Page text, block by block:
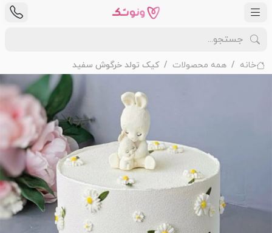
خانه همه محصولات کیک تولد خرگوش سفید